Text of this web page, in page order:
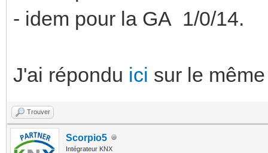
- idem pour la GA 1/0/14.
J'ai répondu ici sur le
Trouver
Scorpio5
Intégrateur KNX